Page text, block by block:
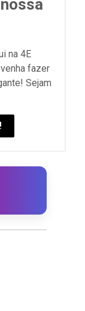
na 4E
fazer
Sejam